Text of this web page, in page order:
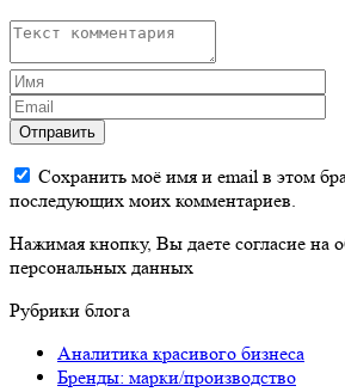
Отправить
Сохранить моё имя и email в этом
последующих моих комментариев.
Нажимая кнопку, Вы даете согласие на
персональных данных
Рубрики блога
Аналитика красивого бизнеса
Бренды: марки/производство